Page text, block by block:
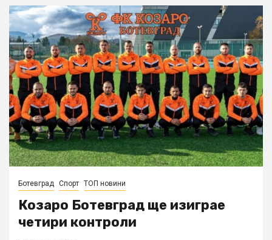
Ботевград Спорт ТОП новини
Козаро Ботевград ще изиграе
четири контроли